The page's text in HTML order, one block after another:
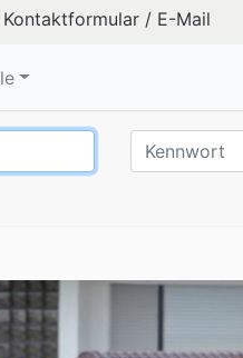
Kontaktformular / E-Mail